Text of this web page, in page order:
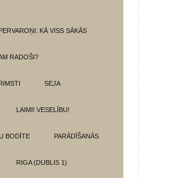
KĀ VISS SĀKĀS
RADOŠI?
SEJA
LAIMI! VESELĪBU!
BODĪTE PARĀDĪŠANĀS
RIGA (DUBLIS 1)